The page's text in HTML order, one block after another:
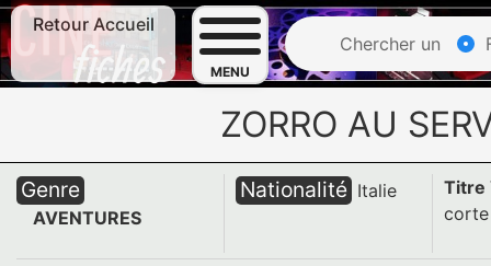
Retour Accueil
MENU
Chercher un
ZORRO AU
Genre
AVENTURES
Nationalité Italie
Titre